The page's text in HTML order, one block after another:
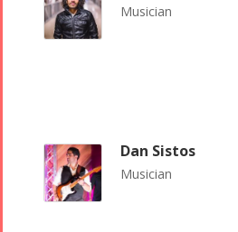
Musician
Dan Sistos
Musician